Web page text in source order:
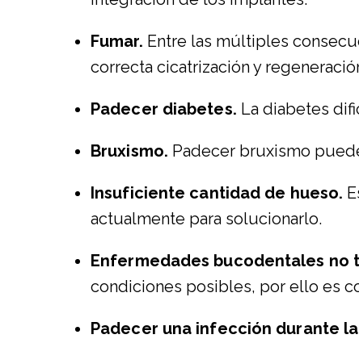
Fumar. Entre las múltiples
correcta cicatrización y
Padecer diabetes. La diabetes
Bruxismo. Padecer bruxismo
Insuficiente cantidad de hueso.
actualmente para solucionarlo.
Enfermedades bucodentales no
condiciones posibles, por ello es
Padecer una infección durante